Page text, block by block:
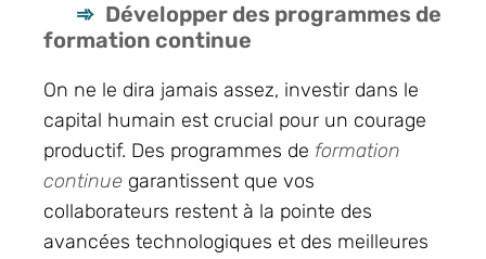
Développer des programmes de
formation continue
On ne le dira jamais assez, investir dans le
capital humain est crucial pour un courage
productif. Des programmes de formation
continue garantissent que vos
collaborateurs restent à la pointe des
avancées technologiques et des meilleures